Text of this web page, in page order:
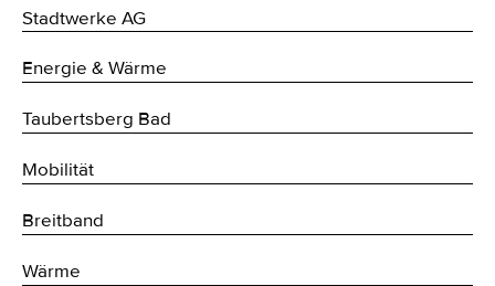
Stadtwerke AG
Energie & Wärme
Taubertsberg Bad
Mobilität
Breitband
Wärme